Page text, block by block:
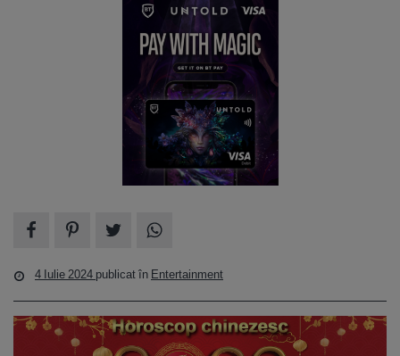
4 Iulie 2024 publicat în Entertainment